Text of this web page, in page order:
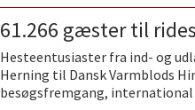
61.266 gæster til
Hesteentusiaster fra ind- og
Herning til Dansk Varmblods
besøgsfremgang, international